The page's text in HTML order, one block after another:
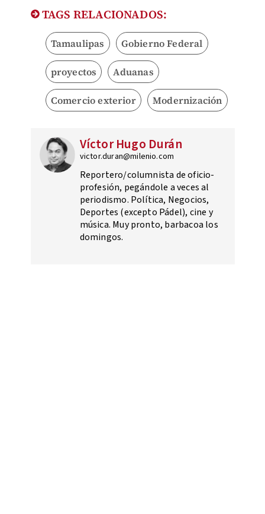
TAGS RELACIONADOS:
Tamaulipas Gobierno Federal
proyectos Aduanas
Comercio exterior Modernización
Víctor Hugo Durán
victor.duran@milenio.com
Reportero/columnista de oficio-
profesión, pegándole a veces al
periodismo. Política, Negocios,
Deportes (excepto Pádel), cine y
música. Muy pronto, barbacoa los
domingos.